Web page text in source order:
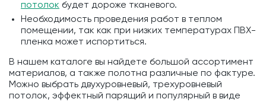
потолок будет дороже тканевого.
Необходимость проведения работ в теплом
помещении, так как при низких температурах ПВХ-
пленка может испортиться.
В нашем каталоге вы найдете большой ассортимент
материалов, а также полотна различные по фактуре.
Можно выбрать двухуровневый, трехуровневый
потолок, эффектный парящий и популярный в виде